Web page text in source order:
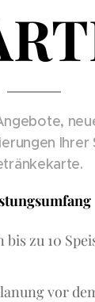
Ihrer
bis zu 10
vor